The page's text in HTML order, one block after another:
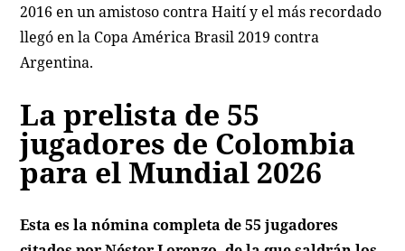
2016 en un amistoso contra Haití y el más recordado
llegó en la Copa América Brasil 2019 contra
Argentina.
La prelista de 55
jugadores de Colombia
para el Mundial 2026
Esta es la nómina completa de 55 jugadores